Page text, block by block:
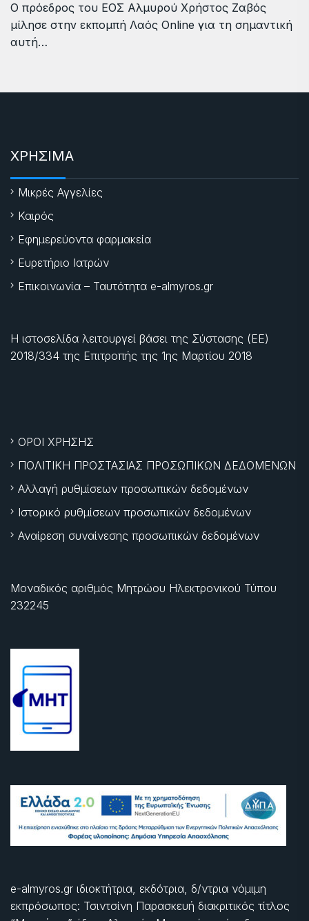
Ο πρόεδρος του ΕΟΣ Αλμυρού Χρήστος Ζαβός
μίλησε στην εκπομπή Λαός Online για τη σημαντική
αυτή…
ΧΡΗΣΙΜΑ
Μικρές Αγγελίες
Καιρός
Εφημερεύοντα φαρμακεία
Ευρετήριο Ιατρών
Επικοινωνία – Ταυτότητα e-almyros.gr
Η ιστοσελίδα λειτουργεί βάσει της Σύστασης (ΕΕ)
2018/334 της Επιτροπής της 1ης Μαρτίου 2018
ΟΡΟΙ ΧΡΗΣΗΣ
ΠΟΛΙΤΙΚΗ ΠΡΟΣΤΑΣΙΑΣ ΠΡΟΣΩΠΙΚΩΝ ΔΕΔΟΜΕΝΩΝ
Αλλαγή ρυθμίσεων προσωπικών δεδομένων
Ιστορικό ρυθμίσεων προσωπικών δεδομένων
Αναίρεση συναίνεσης προσωπικών δεδομένων
Μοναδικός αριθμός Μητρώου Ηλεκτρονικού Τύπου
232245
e-almyros.gr ιδιοκτήτρια, εκδότρια, δ/ντρια νόμιμη
εκπρόσωπος: Τσιντσίνη Παρασκευή διακριτικός τίτλος